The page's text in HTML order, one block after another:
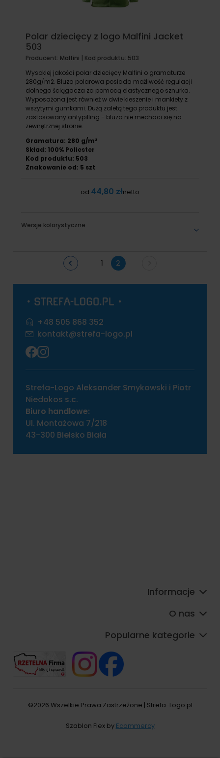
Polar dziecięcy z logo Malfini Jacket
503
Producent: Malfini | Kod produktu: 503
Wysokiej jakości polar dziecięcy Malfini o gramaturze
280g/m2. Bluza polarowa posiada możliwość regulacji
dolnego ściągacza za pomocą elastycznego sznurka.
Wyposażona jest również w dwie kieszenie i mankiety z
wszytymi gumkami. Dużą zaletą tego produktu jest
zastosowany antypilling - bluza nie mechaci się na
zewnętrznej stronie.
Gramatura: 280 g/m²
Skład: 100% Poliester
Kod produktu: 503
Znakowanie od: 5 szt
od:44,80 złnetto
Wersje kolorystyczne
1 2
+48 505 868 352
kontakt@strefa-logo.pl
Strefa-Logo Aleksander Smykowski i Piotr
Niedokos s.c.
Biuro handlowe:
Ul. Montażowa 7/218
43-300 Bielsko Biała
Informacje
O nas
Popularne kategorie
©2026 Wszelkie Prawa Zastrzeżone | Strefa-Logo.pl
Szablon Flex by Ecommercy